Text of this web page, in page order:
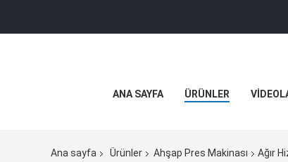
ANA SAYFA ÜRÜNLER
Ana sayfa Ürünler Ahşap Pres Makinası Ağır